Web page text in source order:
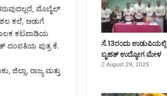
ಮೊಬೈಲ್
ಕಲೆ, ಅಡುಗೆ
ಬಾಲಕ ಕಟಪಾಡಿಯ
ದಂಪತಿಯ ಪುತ್ರ ಕೆ.
ರಾಜ್ಯ ಮತ್ತು
ಸೆ.13ರಂದು ಉಡುಪಿಯಲ್ಲಿ
ಬೃಹತ್ ಉದ್ಯೋಗ ಮೇಳ
August 29, 2025